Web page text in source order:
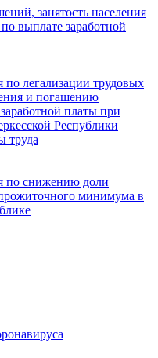
занятость населения
выплате заработной
легализации трудовых
и погашению
платы при
Республики
труда
по снижению доли
минимума в